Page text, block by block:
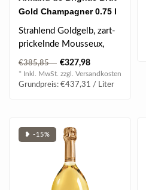
Gold Champagner 0.75 l
12.5% vol
Strahlend Goldgelb, zart-
prickelnde Mousseux,
komplex mit edler
Haselnuss-Biskui..
€385,85 €327,98
* Inkl. MwSt. zzgl. Versandkosten
Grundpreis: €437,31 / Liter
❥ -15%